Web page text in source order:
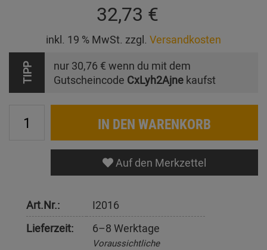
32,73 €
inkl. 19 % MwSt. zzgl. Versandkosten
TIPP nur 30,76 € wenn du mit dem
Gutscheincode CxLyh2Ajne kaufst
IN DEN WARENKORB
Auf den Merkzettel
Art.Nr.:
I2016
Lieferzeit:
6–8 Werktage
Voraussichtliche